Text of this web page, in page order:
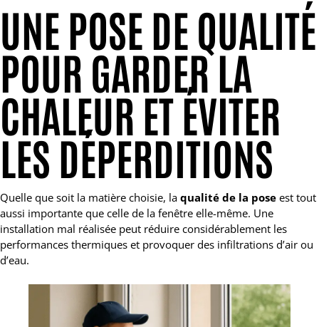
UNE POSE DE QUALITÉ
POUR GARDER LA
CHALEUR ET ÉVITER
LES DÉPERDITIONS
Quelle que soit la matière choisie, la qualité de la pose est tout
aussi importante que celle de la fenêtre elle-même. Une
installation mal réalisée peut réduire considérablement les
performances thermiques et provoquer des infiltrations d’air ou
d’eau.